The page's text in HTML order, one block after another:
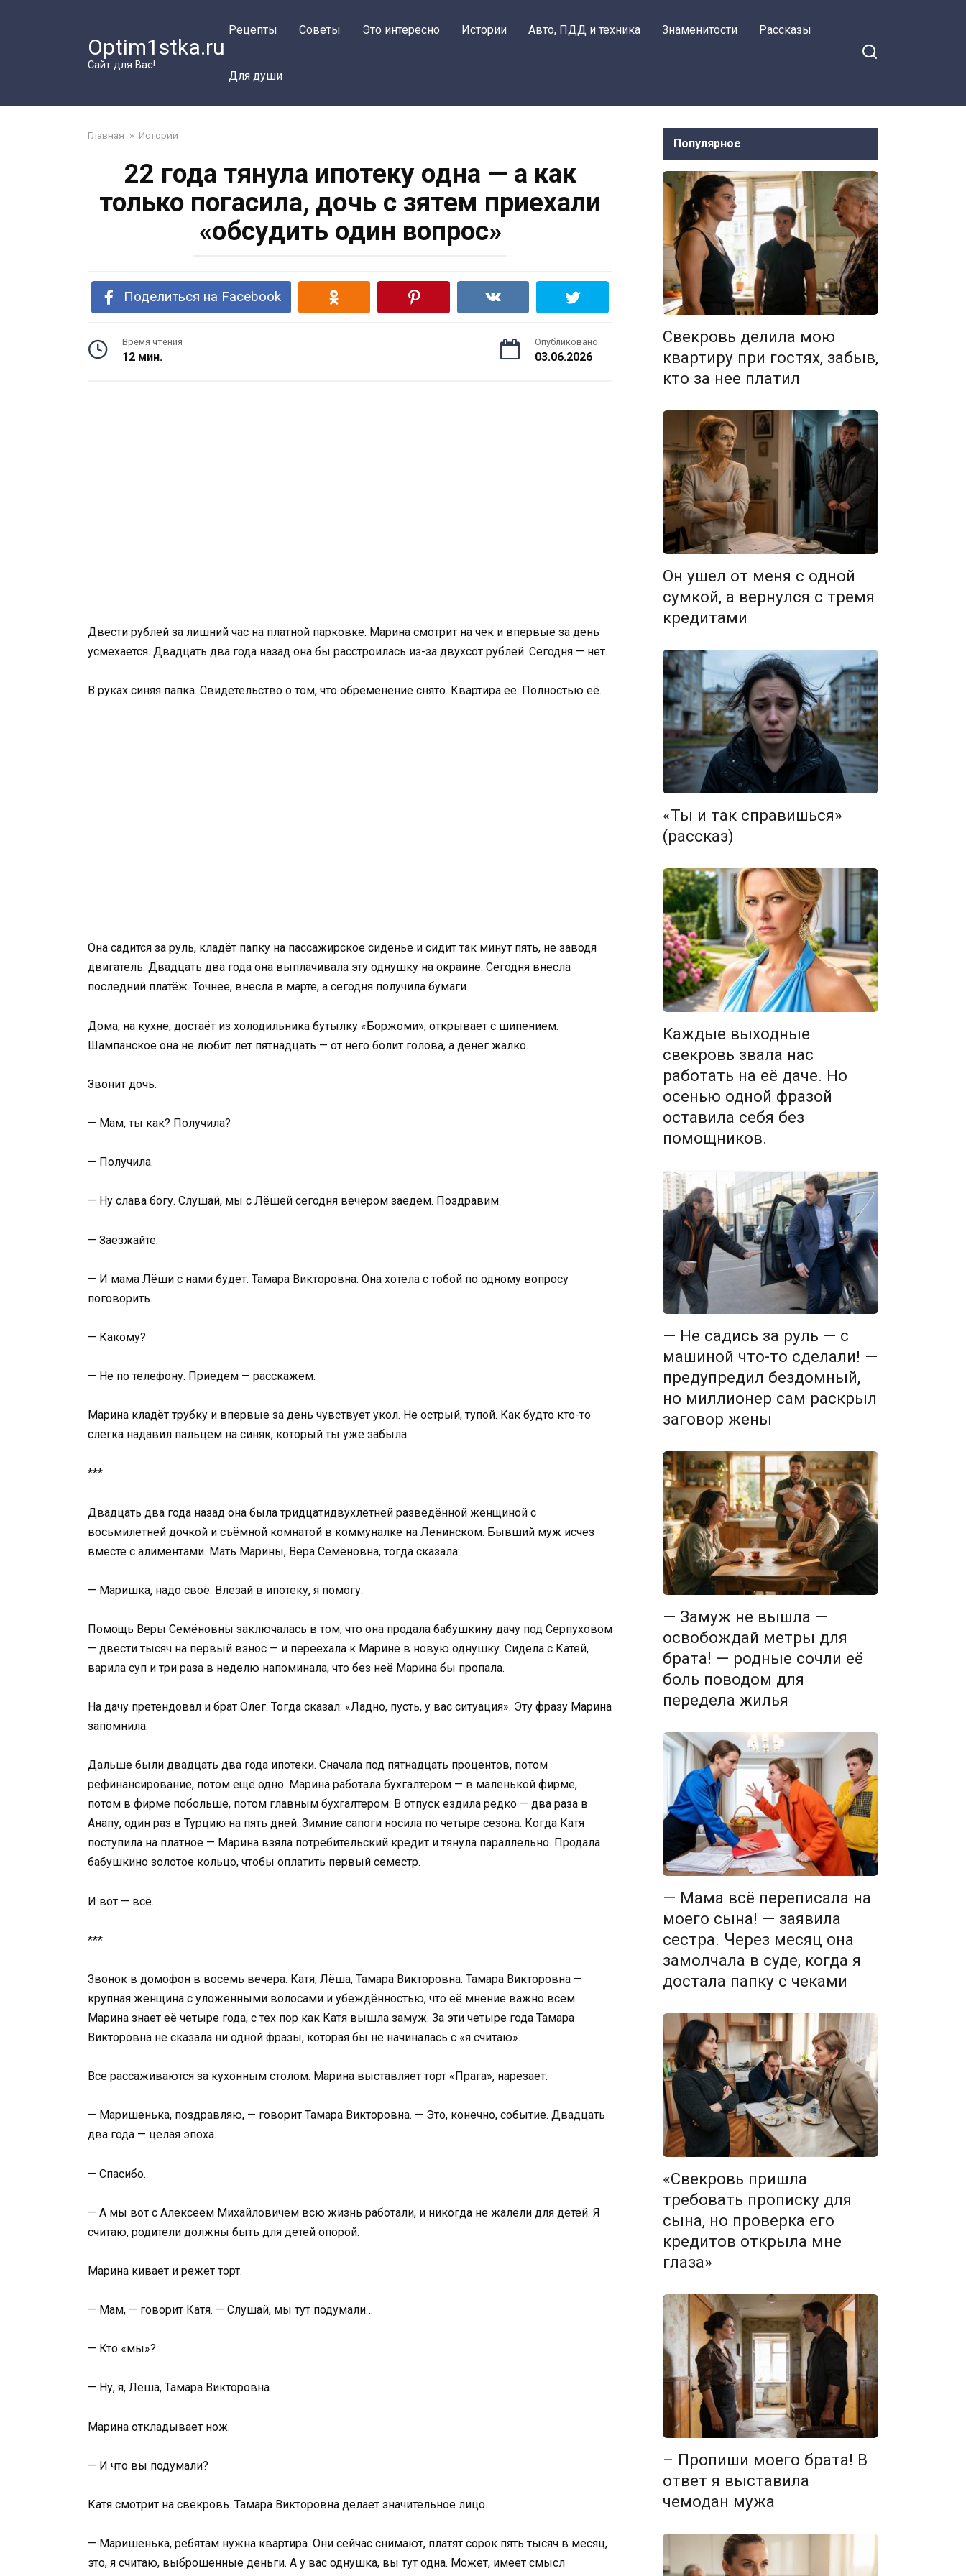
Optim1stka.ru
Сайт для Вас!
Рецепты Советы Это интересно Истории Авто, ПДД и техника Знаменитости Рассказы
Для души
Главная » Истории
22 года тянула ипотеку одна — а как
только погасила, дочь с зятем приехали
«обсудить один вопрос»
Поделиться на Facebook
Время чтения
12 мин.
Опубликовано
03.06.2026
Двести рублей за лишний час на платной парковке. Марина смотрит на чек и впервые за день
усмехается. Двадцать два года назад она бы расстроилась из-за двухсот рублей. Сегодня — нет.
В руках синяя папка. Свидетельство о том, что обременение снято. Квартира её. Полностью её.
Она садится за руль, кладёт папку на пассажирское сиденье и сидит так минут пять, не заводя
двигатель. Двадцать два года она выплачивала эту однушку на окраине. Сегодня внесла
последний платёж. Точнее, внесла в марте, а сегодня получила бумаги.
Дома, на кухне, достаёт из холодильника бутылку «Боржоми», открывает с шипением.
Шампанское она не любит лет пятнадцать — от него болит голова, а денег жалко.
Звонит дочь.
— Мам, ты как? Получила?
— Получила.
— Ну слава богу. Слушай, мы с Лёшей сегодня вечером заедем. Поздравим.
— Заезжайте.
— И мама Лёши с нами будет. Тамара Викторовна. Она хотела с тобой по одному вопросу
поговорить.
— Какому?
— Не по телефону. Приедем — расскажем.
Марина кладёт трубку и впервые за день чувствует укол. Не острый, тупой. Как будто кто-то
слегка надавил пальцем на синяк, который ты уже забыла.
***
Двадцать два года назад она была тридцатидвухлетней разведённой женщиной с
восьмилетней дочкой и съёмной комнатой в коммуналке на Ленинском. Бывший муж исчез
вместе с алиментами. Мать Марины, Вера Семёновна, тогда сказала:
— Маришка, надо своё. Влезай в ипотеку, я помогу.
Помощь Веры Семёновны заключалась в том, что она продала бабушкину дачу под Серпуховом
— двести тысяч на первый взнос — и переехала к Марине в новую однушку. Сидела с Катей,
варила суп и три раза в неделю напоминала, что без неё Марина бы пропала.
На дачу претендовал и брат Олег. Тогда сказал: «Ладно, пусть, у вас ситуация». Эту фразу Марина
запомнила.
Дальше были двадцать два года ипотеки. Сначала под пятнадцать процентов, потом
рефинансирование, потом ещё одно. Марина работала бухгалтером — в маленькой фирме,
потом в фирме побольше, потом главным бухгалтером. В отпуск ездила редко — два раза в
Анапу, один раз в Турцию на пять дней. Зимние сапоги носила по четыре сезона. Когда Катя
поступила на платное — Марина взяла потребительский кредит и тянула параллельно. Продала
бабушкино золотое кольцо, чтобы оплатить первый семестр.
И вот — всё.
***
Звонок в домофон в восемь вечера. Катя, Лёша, Тамара Викторовна. Тамара Викторовна —
крупная женщина с уложенными волосами и убеждённостью, что её мнение важно всем.
Марина знает её четыре года, с тех пор как Катя вышла замуж. За эти четыре года Тамара
Викторовна не сказала ни одной фразы, которая бы не начиналась с «я считаю».
Все рассаживаются за кухонным столом. Марина выставляет торт «Прага», нарезает.
— Маришенька, поздравляю, — говорит Тамара Викторовна. — Это, конечно, событие. Двадцать
два года — целая эпоха.
— Спасибо.
— А мы вот с Алексеем Михайловичем всю жизнь работали, и никогда не жалели для детей. Я
считаю, родители должны быть для детей опорой.
Марина кивает и режет торт.
— Мам, — говорит Катя. — Слушай, мы тут подумали…
— Кто «мы»?
— Ну, я, Лёша, Тамара Викторовна.
Марина откладывает нож.
— И что вы подумали?
Катя смотрит на свекровь. Тамара Викторовна делает значительное лицо.
— Маришенька, ребятам нужна квартира. Они сейчас снимают, платят сорок пять тысяч в месяц,
это, я считаю, выброшенные деньги. А у вас однушка, вы тут одна. Может, имеет смысл
Популярное
Свекровь делила мою
квартиру при гостях, забыв,
кто за нее платил
Он ушел от меня с одной
сумкой, а вернулся с тремя
кредитами
«Ты и так справишься»
(рассказ)
Каждые выходные
свекровь звала нас
работать на её даче. Но
осенью одной фразой
оставила себя без
помощников.
— Не садись за руль — с
машиной что-то сделали! —
предупредил бездомный,
но миллионер сам раскрыл
заговор жены
— Замуж не вышла —
освобождай метры для
брата! — родные сочли её
боль поводом для
передела жилья
— Мама всё переписала на
моего сына! — заявила
сестра. Через месяц она
замолчала в суде, когда я
достала папку с чеками
«Свекровь пришла
требовать прописку для
сына, но проверка его
кредитов открыла мне
глаза»
– Пропиши моего брата! В
ответ я выставила
чемодан мужа